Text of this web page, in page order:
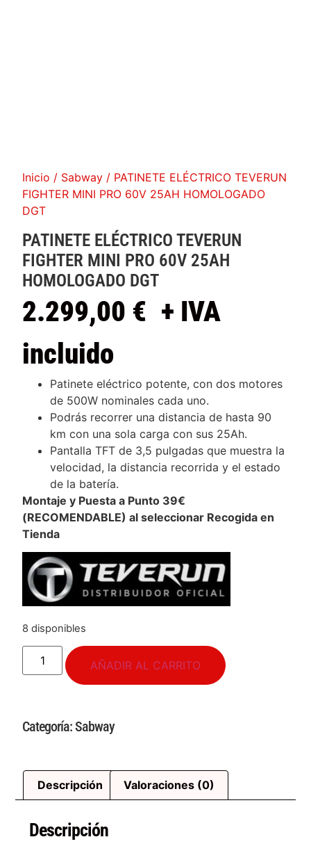
Inicio / Sabway / PATINETE ELÉCTRICO TEVERUN
FIGHTER MINI PRO 60V 25AH HOMOLOGADO
DGT
PATINETE ELÉCTRICO TEVERUN
FIGHTER MINI PRO 60V 25AH
HOMOLOGADO DGT
2.299,00 € + IVA
incluido
Patinete eléctrico potente, con dos motores
de 500W nominales cada uno.
Podrás recorrer una distancia de hasta 90
km con una sola carga con sus 25Ah.
Pantalla TFT de 3,5 pulgadas que muestra la
velocidad, la distancia recorrida y el estado
de la batería.
Montaje y Puesta a Punto 39€
(RECOMENDABLE) al seleccionar Recogida en
Tienda
8 disponibles
AÑADIR AL CARRITO
Categoría:Sabway
Descripción Valoraciones (0)
Descripción